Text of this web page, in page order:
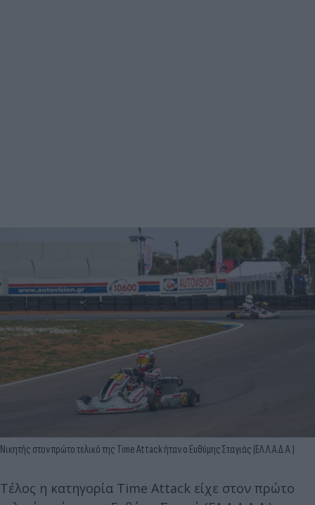
Νικητής στον πρώτο τελικό της Time Attack ήταν ο Ευθύμης Σταγιάς (ΕΛ.Λ.Α.Δ.Α.)
Τέλος η κατηγορία Time Attack είχε στον πρώτο